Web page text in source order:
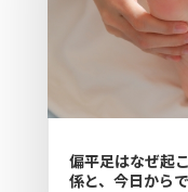
偏平足はなぜ起
係と、今日から